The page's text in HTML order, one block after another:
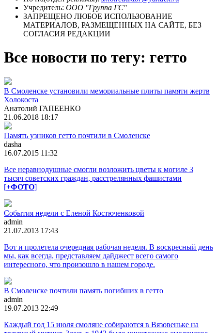
Учредитель: ООО "Группа ГС"
ЗАПРЕЩЕНО ЛЮБОЕ ИСПОЛЬЗОВАНИЕ
МАТЕРИАЛОВ, РАЗМЕЩЕННЫХ НА САЙТЕ, БЕЗ
СОГЛАСИЯ РЕДАКЦИИ
Все новости по тегу: гетто
В Смоленске установили мемориальные плиты памяти жертв
Холокоста
Анатолий ГАПЕЕНКО
21.06.2018 18:17
Память узников гетто почтили в Смоленске
dasha
16.07.2015 11:32
Все неравнодушные смогли возложить цветы к могиле 3
тысяч советских граждан, расстрелянных фашистами
[+ФОТО]
События недели с Еленой Костюченковой
admin
21.07.2013 17:43
Вот и пролетела очередная рабочая неделя. В воскресный день
мы, как всегда, представляем дайджест всего самого
интересного, что произошло в нашем городе.
В Смоленске почтили память погибших в гетто
admin
19.07.2013 22:49
Каждый год 15 июля смоляне собираются в Вязовеньке на